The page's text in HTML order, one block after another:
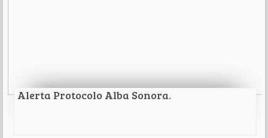
Leer Más
Alerta Protocolo Alba Sonora.